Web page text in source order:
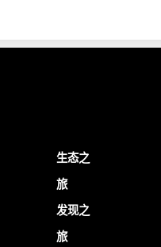
生态之
旅
发现之
旅